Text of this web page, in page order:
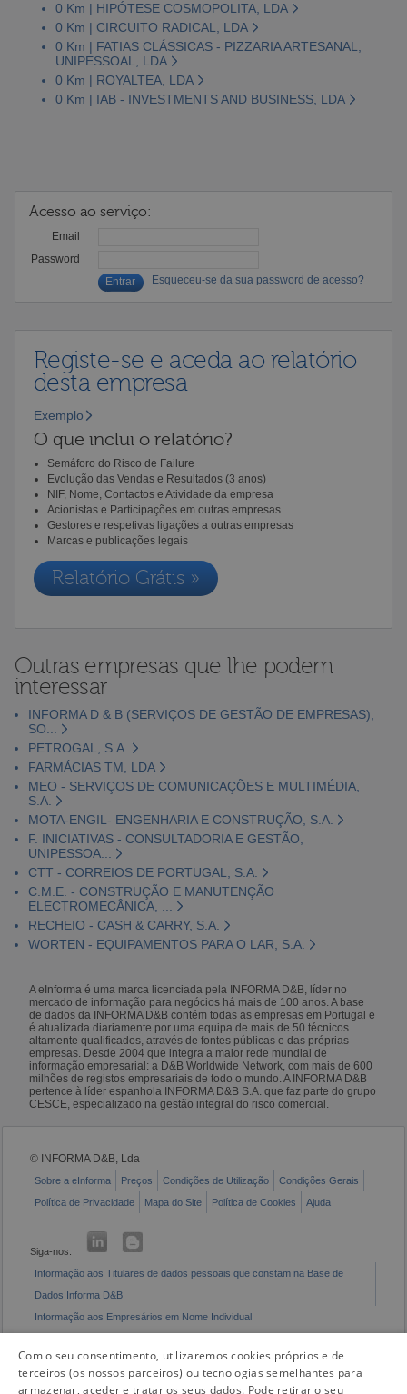
0 Km | HIPÓTESE COSMOPOLITA, LDA
0 Km | CIRCUITO RADICAL, LDA
0 Km | FATIAS CLÁSSICAS - PIZZARIA ARTESANAL,
UNIPESSOAL, LDA
0 Km | ROYALTEA, LDA
0 Km | IAB - INVESTMENTS AND BUSINESS, LDA
Acesso ao serviço:
Email
Password
Esqueceu-se da sua password de acesso?
Registe-se e aceda ao relatório
desta empresa
Exemplo
O que inclui o relatório?
Semáforo do Risco de Failure
Evolução das Vendas e Resultados (3 anos)
NIF, Nome, Contactos e Atividade da empresa
Acionistas e Participações em outras empresas
Gestores e respetivas ligações a outras empresas
Marcas e publicações legais
Relatório Grátis »
Outras empresas que lhe podem
interessar
INFORMA D & B (SERVIÇOS DE GESTÃO DE EMPRESAS),
SO...
PETROGAL, S.A.
FARMÁCIAS TM, LDA
MEO - SERVIÇOS DE COMUNICAÇÕES E MULTIMÉDIA,
S.A.
MOTA-ENGIL- ENGENHARIA E CONSTRUÇÃO, S.A.
F. INICIATIVAS - CONSULTADORIA E GESTÃO,
UNIPESSOA...
CTT - CORREIOS DE PORTUGAL, S.A.
C.M.E. - CONSTRUÇÃO E MANUTENÇÃO
ELECTROMECÂNICA, ...
RECHEIO - CASH & CARRY, S.A.
WORTEN - EQUIPAMENTOS PARA O LAR, S.A.
A eInforma é uma marca licenciada pela INFORMA D&B, líder no
mercado de informação para negócios há mais de 100 anos. A base
de dados da INFORMA D&B contém todas as empresas em Portugal e
é atualizada diariamente por uma equipa de mais de 50 técnicos
altamente qualificados, através de fontes públicas e das próprias
empresas. Desde 2004 que integra a maior rede mundial de
informação empresarial: a D&B Worldwide Network, com mais de 600
milhões de registos empresariais de todo o mundo. A INFORMA D&B
pertence à líder espanhola INFORMA D&B S.A. que faz parte do grupo
CESCE, especializado na gestão integral do risco comercial.
© INFORMA D&B, Lda
Sobre a eInforma Preços Condições de Utilização
Condições Gerais
Política de Privacidade
Mapa do Site Política de Cookies Ajuda
Siga-nos:
Informação aos Titulares de dados pessoais que constam na Base de
Dados Informa D&B
Informação aos Empresários em Nome Individual
Com o seu consentimento, utilizaremos cookies próprios e de
terceiros (os nossos parceiros) ou tecnologias semelhantes para
armazenar, aceder e tratar os seus dados. Pode retirar o seu